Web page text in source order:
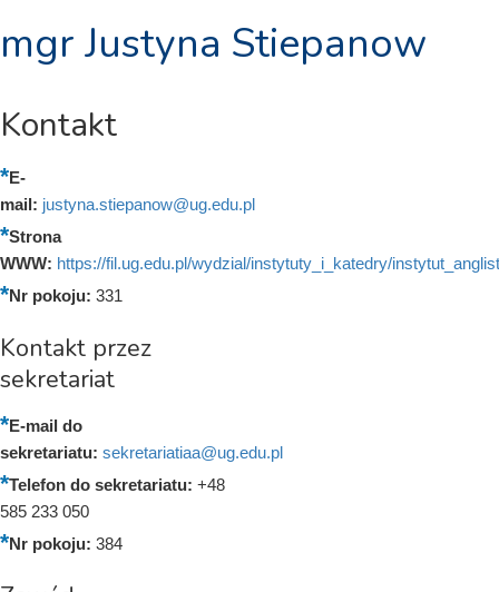
mgr Justyna Stiepanow
Kontakt
E-
mail: justyna.stiepanow@ug.edu.pl
Strona
WWW: https://fil.ug.edu.pl/wydzial/instytuty_i_katedry/
Nr pokoju: 331
Kontakt przez
sekretariat
E-mail do
sekretariatu: sekretariatiaa@ug.edu.pl
Telefon do sekretariatu: +48
585 233 050
Nr pokoju: 384